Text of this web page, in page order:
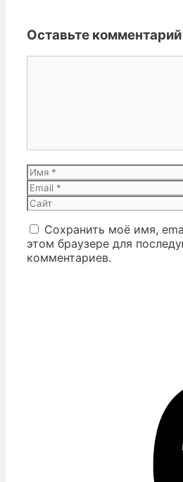
Оставьте комментарий
Имя
Сохранить моё имя,
этом браузере для
комментариев.